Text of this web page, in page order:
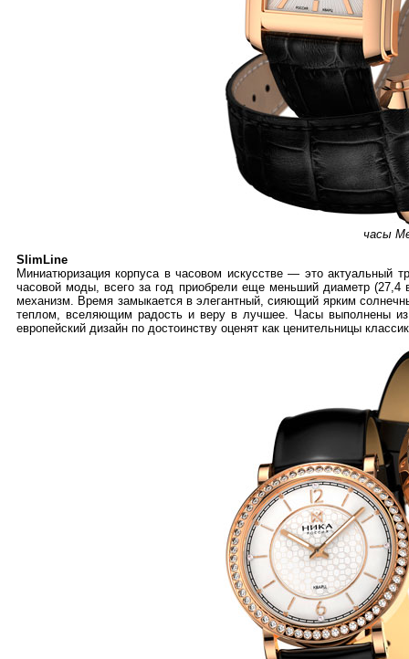
часы
SlimLine
Миниатюризация корпуса в часовом искусстве — это актуальный
часовой моды, всего за год приобрели еще меньший диаметр
механизм. Время замыкается в элегантный, сияющий ярким
теплом, вселяющим радость и веру в лучшее. Часы выполнены
европейский дизайн по достоинству оценят как ценительницы